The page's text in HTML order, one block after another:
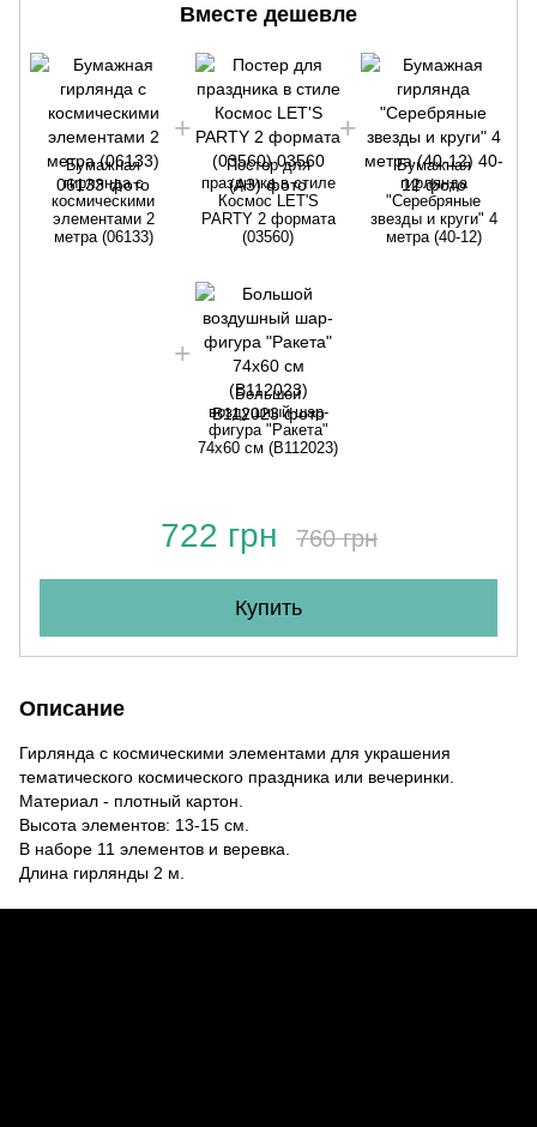
Вместе дешевле
Бумажная
гирлянда c
космическими
элементами 2
метра (06133)
Постер для
праздника в стиле
Космос LET'S
PARTY 2 формата
(03560)
Бумажная
гирлянда
"Серебряные
звезды и круги" 4
метра (40-12)
Большой
воздушный шар-
фигура "Ракета"
74x60 см (B112023)
722 грн 760 грн
Купить
Описание
Гирлянда c космическими элементами для украшения
тематического космического праздника или вечеринки.
Материал - плотный картон.
Высота элементов: 13-15 см.
В наборе 11 элементов и веревка.
Длина гирлянды 2 м.